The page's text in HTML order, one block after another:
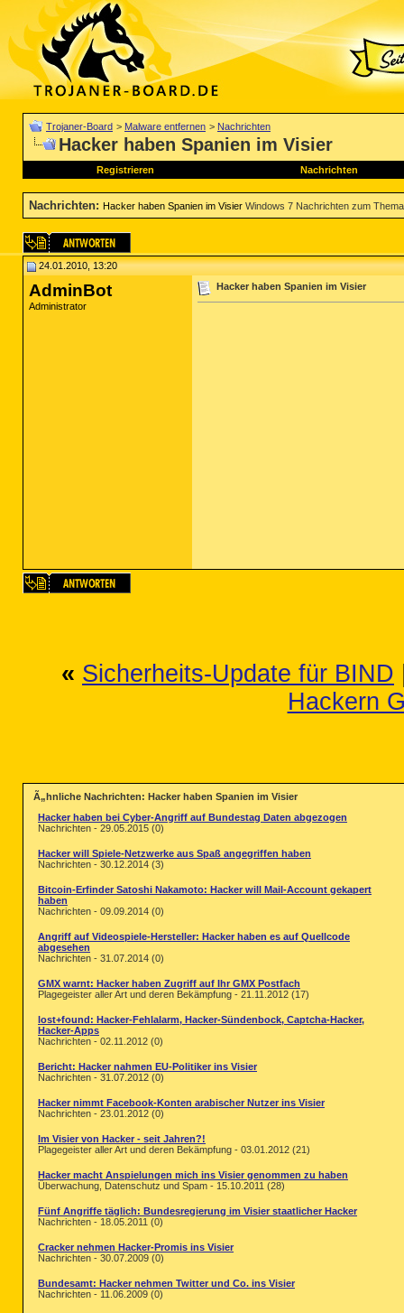
Trojaner-Board > Malware entfernen > Nachrichten
Hacker haben Spanien im Visier
Registrieren Nachrichten
Nachrichten: Hacker haben Spanien im Visier Windows 7 Nachrichten zum
24.01.2010, 13:20
AdminBot
Administrator
Hacker haben Spanien im Visier
« Sicherheits-Update für BIND
Hackern
Ã„hnliche Nachrichten: Hacker haben Spanien im Visier
Hacker haben bei Cyber-Angriff auf Bundestag Daten abgezogen
Nachrichten - 29.05.2015 (0)
Hacker will Spiele-Netzwerke aus Spaß angegriffen haben
Nachrichten - 30.12.2014 (3)
Bitcoin-Erfinder Satoshi Nakamoto: Hacker will Mail-Account gekapert
haben
Nachrichten - 09.09.2014 (0)
Angriff auf Videospiele-Hersteller: Hacker haben es auf Quellcode
abgesehen
Nachrichten - 31.07.2014 (0)
GMX warnt: Hacker haben Zugriff auf Ihr GMX Postfach
Plagegeister aller Art und deren Bekämpfung - 21.11.2012 (17)
lost+found: Hacker-Fehlalarm, Hacker-Sündenbock, Captcha-Hacker,
Hacker-Apps
Nachrichten - 02.11.2012 (0)
Bericht: Hacker nahmen EU-Politiker ins Visier
Nachrichten - 31.07.2012 (0)
Hacker nimmt Facebook-Konten arabischer Nutzer ins Visier
Nachrichten - 23.01.2012 (0)
Im Visier von Hacker - seit Jahren?!
Plagegeister aller Art und deren Bekämpfung - 03.01.2012 (21)
Hacker macht Anspielungen mich ins Visier genommen zu haben
Überwachung, Datenschutz und Spam - 15.10.2011 (28)
Fünf Angriffe täglich: Bundesregierung im Visier staatlicher Hacker
Nachrichten - 18.05.2011 (0)
Cracker nehmen Hacker-Promis ins Visier
Nachrichten - 30.07.2009 (0)
Bundesamt: Hacker nehmen Twitter und Co. ins Visier
Nachrichten - 11.06.2009 (0)